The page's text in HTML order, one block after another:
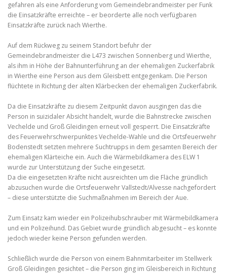
gefahren als eine Anforderung vom Gemeindebrandmeister per Funk
die Einsatzkräfte erreichte – er beorderte alle noch verfügbaren
Einsatzkräfte zurück nach Wierthe.
Auf dem Rückweg zu seinem Standort befuhr der
Gemeindebrandmeister die L473 zwischen Sonnenberg und Wierthe,
als ihm in Höhe der Bahnunterführung an der ehemaligen Zuckerfabrik
in Wierthe eine Person aus dem Gleisbett entgegenkam. Die Person
flüchtete in Richtung der alten Klärbecken der ehemaligen Zuckerfabrik.
Da die Einsatzkräfte zu diesem Zeitpunkt davon ausgingen das die
Person in suizidaler Absicht handelt, wurde die Bahnstrecke zwischen
Vechelde und Groß Gleidingen erneut voll gesperrt. Die Einsatzkräfte
des Feuerwehrschwerpunktes Vechelde-Wahle und die Ortsfeuerwehr
Bodenstedt setzten mehrere Suchtrupps in dem gesamten Bereich der
ehemaligen Klärteiche ein. Auch die Wärmebildkamera des ELW 1
wurde zur Unterstützung der Suche eingesetzt.
Da die eingesetzten Kräfte nicht ausreichten um die Fläche gründlich
abzusuchen wurde die Ortsfeuerwehr Vallstedt/Alvesse nachgefordert
– diese unterstützte die Suchmaßnahmen im Bereich der Aue.
Zum Einsatz kam wieder ein Polizeihubschrauber mit Wärmebildkamera
und ein Polizeihund. Das Gebiet wurde gründlich abgesucht – es konnte
jedoch wieder keine Person gefunden werden.
Schließlich wurde die Person von einem Bahnmitarbeiter im Stellwerk
Groß Gleidingen gesichtet – die Person ging im Gleisbereich in Richtung